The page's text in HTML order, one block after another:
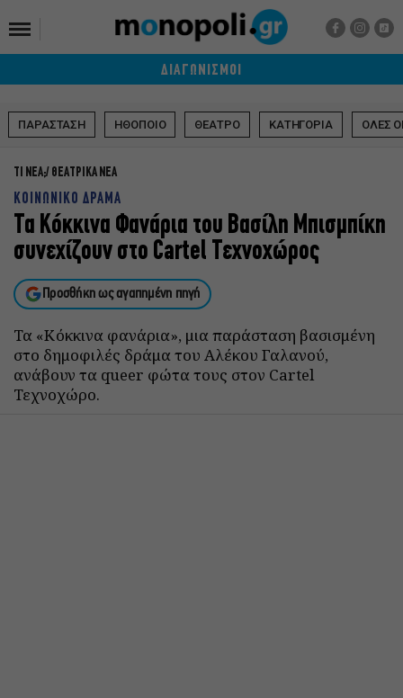
ΔΙΑΓΩΝΙΣΜΟΙ
ΠΑΡΑΣΤΑΣΗ ΗΘΟΠΟΙΟ ΘΕΑΤΡΟ ΚΑΤΗΓΟΡΙΑ ΟΛΕΣ
ΤΙ ΝΕΑ; ΘΕΑΤΡΙΚΑ ΝΕΑ
ΚΟΙΝΩΝΙΚΟ ΔΡΑΜΑ
Τα Κόκκινα Φανάρια του Βασίλη Μπισμπίκη
συνεχίζουν στο Cartel Τεχνοχώρος
Προσθήκη ως αγαπημένη πηγή
Τα «Κόκκινα φανάρια», μια παράσταση βασισμένη
στο δημοφιλές δράμα του Αλέκου Γαλανού,
ανάβουν τα queer φώτα τους στον Cartel
Τεχνοχώρο.